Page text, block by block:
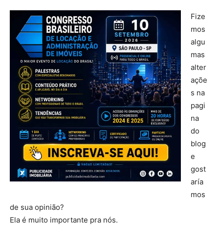
Fize
mos
algu
mas
alter
açõe
s na
pagi
na
do
blog
e
gost
aría
mos
de sua opinião?
Ela é muito importante pra nós.